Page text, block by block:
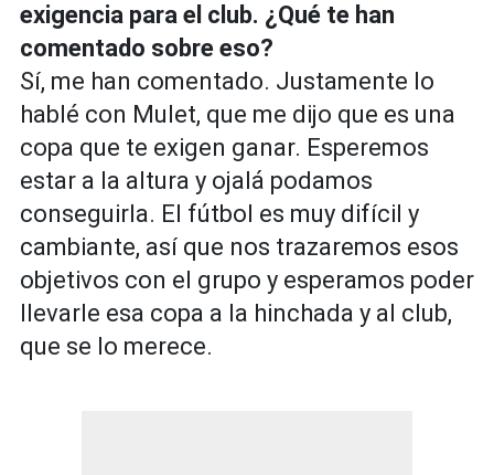
exigencia para el club. ¿Qué te han
comentado sobre eso?
Sí, me han comentado. Justamente lo
hablé con Mulet, que me dijo que es una
copa que te exigen ganar. Esperemos
estar a la altura y ojalá podamos
conseguirla. El fútbol es muy difícil y
cambiante, así que nos trazaremos esos
objetivos con el grupo y esperamos poder
llevarle esa copa a la hinchada y al club,
que se lo merece.